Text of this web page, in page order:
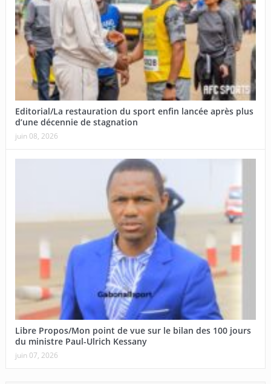
Editorial/La restauration du sport enfin lancée après plus
d’une décennie de stagnation
juin 08, 2026
Libre Propos/Mon point de vue sur le bilan des 100 jours
du ministre Paul-Ulrich Kessany
juin 07, 2026